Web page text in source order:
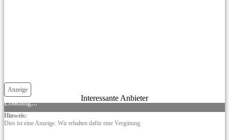
Anzeige
Interessante Anbieter
Loading...
Hinweis:
Dies ist eine Anzeige. Wir erhalten dafür eine Vergütung.